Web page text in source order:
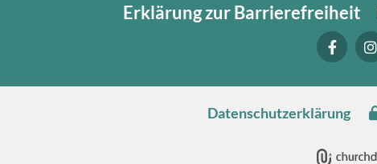
Erklärung zur Barrierefreiheit
Datenschutzerklärung